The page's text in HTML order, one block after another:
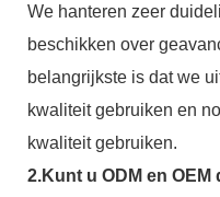
We hanteren zeer
beschikken over
belangrijkste is dat we
kwaliteit gebruiken en
kwaliteit gebruiken.
2.Kunt u ODM en OEM